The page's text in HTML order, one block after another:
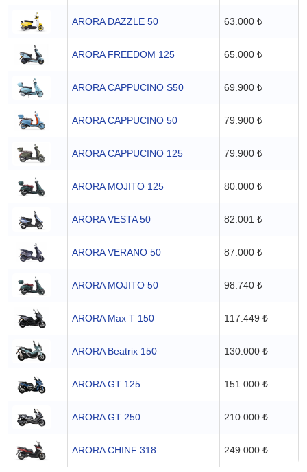
ARORA DAZZLE 50 63.000 ₺
ARORA FREEDOM 125 65.000 ₺
ARORA CAPPUCINO S50 69.900 ₺
ARORA CAPPUCINO 50 79.900 ₺
ARORA CAPPUCINO 125 79.900 ₺
ARORA MOJITO 125 80.000 ₺
ARORA VESTA 50 82.001 ₺
ARORA VERANO 50 87.000 ₺
ARORA MOJITO 50 98.740 ₺
ARORA Max T 150 117.449 ₺
ARORA Beatrix 150 130.000 ₺
ARORA GT 125 151.000 ₺
ARORA GT 250 210.000 ₺
ARORA CHINF 318 249.000 ₺